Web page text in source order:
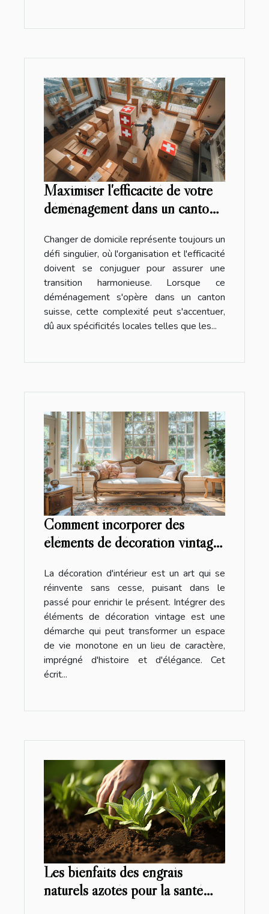
Maximiser l'efficacité de votre
déménagement dans un canton
Changer de domicile représente toujours un
défi singulier, où l'organisation et l'efficacité
doivent se conjuguer pour assurer une
transition harmonieuse. Lorsque ce
déménagement s'opère dans un canton
suisse, cette complexité peut s'accentuer,
dû aux spécificités locales telles que les...
Comment incorporer des
éléments de décoration vintage
intérieur
La décoration d'intérieur est un art qui se
réinvente sans cesse, puisant dans le
passé pour enrichir le présent. Intégrer des
éléments de décoration vintage est une
démarche qui peut transformer un espace
de vie monotone en un lieu de caractère,
imprégné d'histoire et d'élégance. Cet
écrit...
Les bienfaits des engrais
naturels azotés pour la santé